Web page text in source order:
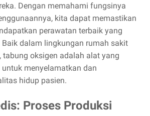
Dengan memahami fungsinya
kita dapat memastikan
perawatan terbaik yang
Baik dalam lingkungan rumah sakit
tabung oksigen adalah alat yang
menyelamatkan dan
hidup pasien.
Proses Produksi